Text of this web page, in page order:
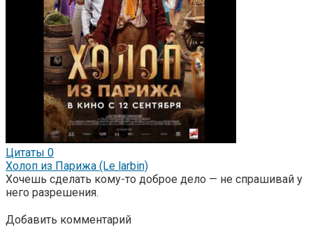
Цитаты 0
Холоп из Парижа (Le larbin)
Хочешь сделать кому-то доброе дело — не спрашивай у
него разрешения.
Добавить комментарий